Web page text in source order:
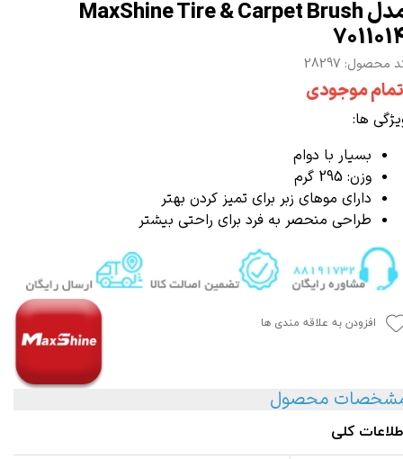
مدل MaxShine Tire & Carpet Brush
محصول: 28297
موجودی
ها:
بسیار با دوام
وزن: 295 گرم
دارای موهای زبر برای تمیز کردن بهتر
طراحی منحصر به فرد برای راحتی بیشتر
افزودن به علاقه مندی ها
محصول
کلی